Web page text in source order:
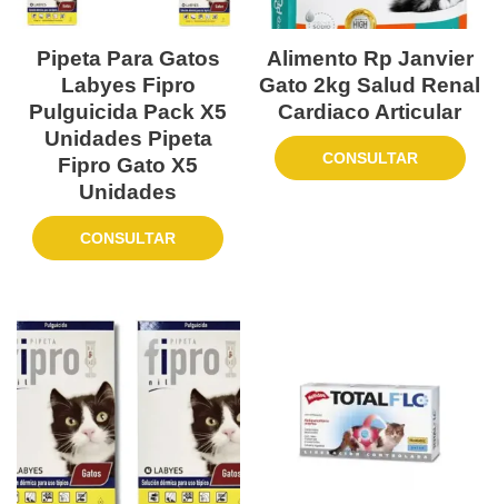
Pipeta Para Gatos
Labyes Fipro
Pulguicida Pack X5
Unidades Pipeta
Fipro Gato X5
Unidades
CONSULTAR
Alimento Rp Janvier
Gato 2kg Salud Renal
Cardiaco Articular
CONSULTAR